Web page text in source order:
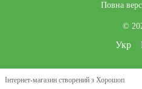
Повна
©
Укр
Інтернет-магазин створений з Хорошоп